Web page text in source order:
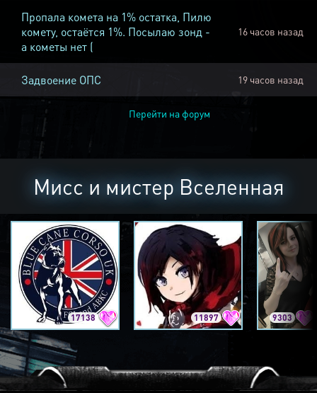
Пропала комета на 1% остатка, Пилю
комету, остаётся 1%. Посылаю зонд -
а кометы нет (
16 часов назад
Задвоение ОПС 19 часов назад
Перейти на форум
Мисс и мистер Вселенная
17138 11897 9303